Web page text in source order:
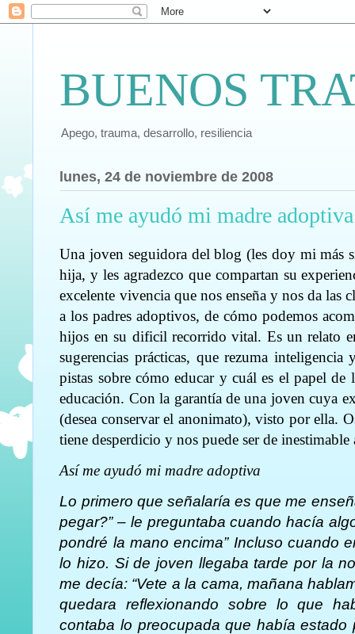
BUENOS
Apego, trauma, desarrollo, resiliencia
lunes, 24 de noviembre de 2008
Así me ayudó mi madre adoptiva
Una joven seguidora del blog (les doy mi más
hija, y les agradezco que compartan su
excelente vivencia que nos enseña y nos da las
a los padres adoptivos, de cómo podemos
hijos en su dificil recorrido vital. Es un relato
sugerencias prácticas, que rezuma inteligencia
pistas sobre cómo educar y cuál es el papel de
educación. Con la garantía de una joven cuya
(desea conservar el anonimato), visto por ella.
tiene desperdicio y nos puede ser de inestimable
Así me ayudó mi madre adoptiva
Lo primero que señalaría es que me
pegar?” – le preguntaba cuando hacía
pondré la mano encima” Incluso cuando
lo hizo. Si de joven llegaba tarde por la
me decía: “Vete a la cama, mañana
quedara reflexionando sobre lo que
contaba lo preocupada que había